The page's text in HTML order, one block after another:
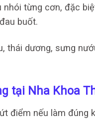
từng cơn, đặc
buốt.
thái dương, sưng
tại Nha Khoa
điểm nếu làm đúng